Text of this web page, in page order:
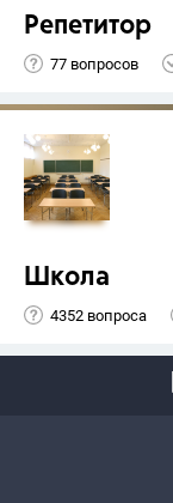
Репетитор
77 вопросов
Школа
4352 вопроса